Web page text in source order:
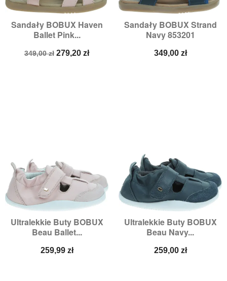
Sandały BOBUX Haven
Ballet Pink...
Cena
349,00 zł Cena
279,20 zł
Sandały BOBUX Strand
Navy 853201
Cena
349,00 zł
Ultralekkie Buty BOBUX
Beau Ballet...
Cena
259,99 zł
Ultralekkie Buty BOBUX
Beau Navy...
Cena
259,00 zł